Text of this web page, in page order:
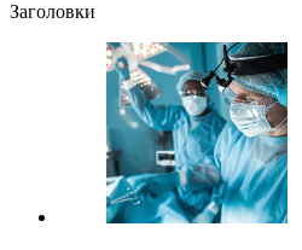
Заголовки